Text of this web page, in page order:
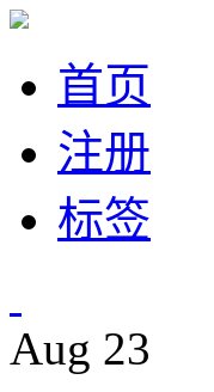
首页
注册
标签
Aug 23